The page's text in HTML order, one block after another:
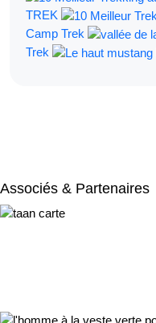
TREK
Camp Trek
Trek
Associés & Partenaires